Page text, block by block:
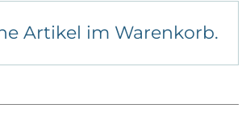
Artikel im Warenkorb.